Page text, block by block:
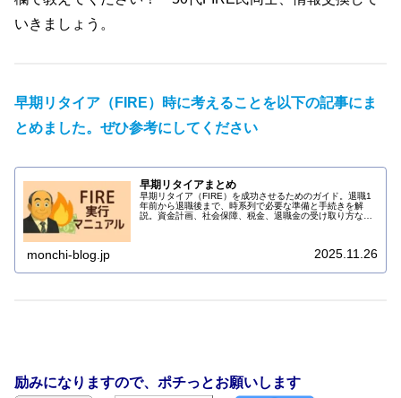
いきましょう。
早期リタイア（FIRE）時に考えることを以下の記事にま
とめました。ぜひ参考にしてください
早期リタイアまとめ
早期リタイア（FIRE）を成功させるためのガイド。退職1
年前から退職後まで、時系列で必要な準備と手続きを解
説。資金計画、社会保障、税金、退職金の受け取り方な
monchi-blog.jp 2025.11.26
励みになりますので、ポチっとお願いします